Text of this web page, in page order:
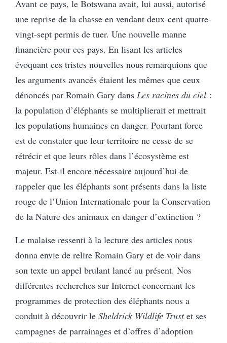
Avant ce pays, le Botswana avait, lui aussi, autorisé
une reprise de la chasse en vendant deux-cent quatre-
vingt-sept permis de tuer. Une nouvelle manne
financière pour ces pays. En lisant les articles
évoquant ces tristes nouvelles nous remarquions que
les arguments avancés étaient les mêmes que ceux
dénoncés par Romain Gary dans Les racines du ciel :
la population d’éléphants se multiplierait et mettrait
les populations humaines en danger. Pourtant force
est de constater que leur territoire ne cesse de se
rétrécir et que leurs rôles dans l’écosystème est
majeur. Est-il encore nécessaire aujourd’hui de
rappeler que les éléphants sont présents dans la liste
rouge de l’Union Internationale pour la Conservation
de la Nature des animaux en danger d’extinction ?
Le malaise ressenti à la lecture des articles nous
donna envie de relire Romain Gary et de voir dans
son texte un appel brulant lancé au présent. Nos
différentes recherches sur Internet concernant les
programmes de protection des éléphants nous a
conduit à découvrir le Sheldrick Wildlife Trustet ses
campagnes de parrainages et d’offres d’adoption